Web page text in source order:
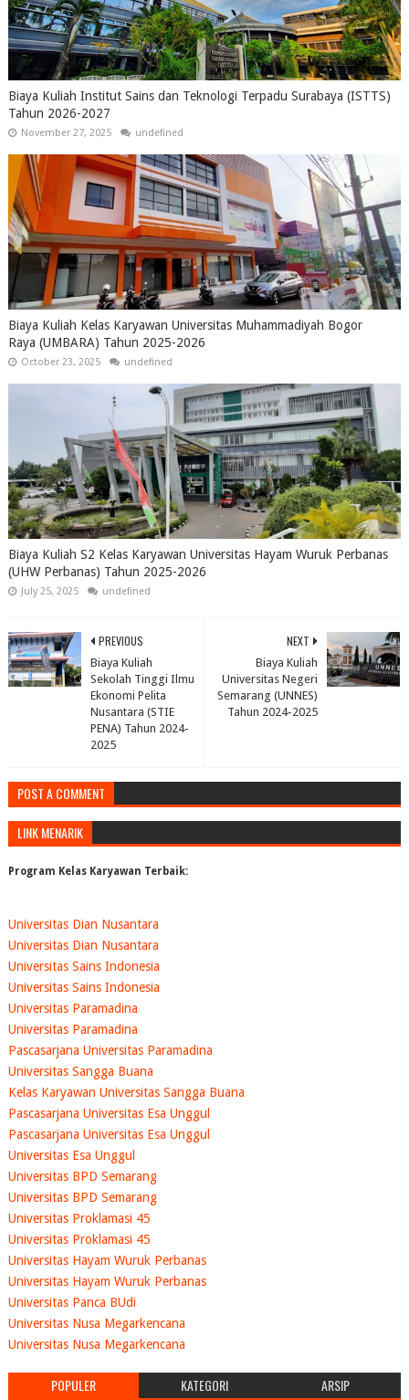
Biaya Kuliah Institut Sains dan Teknologi Terpadu Surabaya (ISTTS)
Tahun 2026-2027
November 27, 2025 undefined
Biaya Kuliah Kelas Karyawan Universitas Muhammadiyah Bogor
Raya (UMBARA) Tahun 2025-2026
October 23, 2025 undefined
Biaya Kuliah S2 Kelas Karyawan Universitas Hayam Wuruk Perbanas
(UHW Perbanas) Tahun 2025-2026
July 25, 2025 undefined
NEXT
Biaya Kuliah
Universitas Negeri
Semarang (UNNES)
Tahun 2024-2025
PREVIOUS
Biaya Kuliah
Sekolah Tinggi Ilmu
Ekonomi Pelita
Nusantara (STIE
PENA) Tahun 2024-
2025
POST A COMMENT
LINK MENARIK
Program Kelas Karyawan Terbaik:
Universitas Dian Nusantara
Universitas Dian Nusantara
Universitas Sains Indonesia
Universitas Sains Indonesia
Universitas Paramadina
Universitas Paramadina
Pascasarjana Universitas Paramadina
Universitas Sangga Buana
Kelas Karyawan Universitas Sangga Buana
Pascasarjana Universitas Esa Unggul
Pascasarjana Universitas Esa Unggul
Universitas Esa Unggul
Universitas BPD Semarang
Universitas BPD Semarang
Universitas Proklamasi 45
Universitas Proklamasi 45
Universitas Hayam Wuruk Perbanas
Universitas Hayam Wuruk Perbanas
Universitas Panca BUdi
Universitas Nusa Megarkencana
Universitas Nusa Megarkencana
POPULER KATEGORI ARSIP